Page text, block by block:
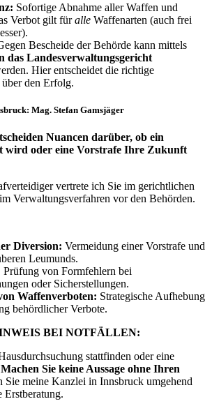
Sofortige Abnahme aller Waffen und
Verbot gilt füralle Waffenarten (auch frei
Bescheide der Behörde kann mittels
das Landesverwaltungsgericht
Hier entscheidet die richtige
den Erfolg.
Mag. Stefan Gamsjäger
Nuancen darüber, ob ein
wird oder eine Vorstrafe Ihre Zukunft
vertrete ich Sie im gerichtlichen
Verwaltungsverfahren vor den Behörden.
Diversion: Vermeidung einer Vorstrafe und
Leumunds.
Prüfung von Formfehlern bei
oder Sicherstellungen.
Waffenverboten: Strategische Aufhebung
behördlicher Verbote.
BEI NOTFÄLLEN:
stattfinden oder eine
Machen Sie keine Aussage ohne Ihren
Sie meine Kanzlei in Innsbruck umgehend
Erstberatung.